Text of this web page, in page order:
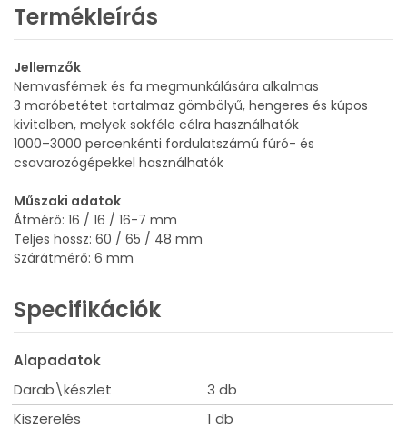
Termékleírás
Jellemzők
Nemvasfémek és fa megmunkálására alkalmas
3 maróbetétet tartalmaz gömbölyű, hengeres és kúpos
kivitelben, melyek sokféle célra használhatók
1000–3000 percenkénti fordulatszámú fúró- és
csavarozógépekkel használhatók
Műszaki adatok
Átmérő: 16 / 16 / 16-7 mm
Teljes hossz: 60 / 65 / 48 mm
Szárátmérő: 6 mm
Specifikációk
Alapadatok
Darab\készlet
3 db
Kiszerelés
1 db